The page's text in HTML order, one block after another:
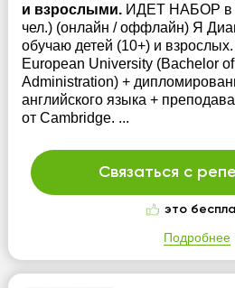
и взрослыми. ИДЕТ НАБОР
чел.) (онлайн / оффлайн) Я
обучаю детей (10+) и
European University (Bachelor
Administration) +
английского языка +
от Cambridge. ...
Связаться с
это
Подробнее